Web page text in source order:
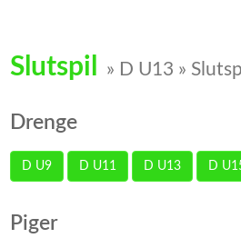
Slutspil » D U13 »
Drenge
D U9 D U11 D U13 D
Piger